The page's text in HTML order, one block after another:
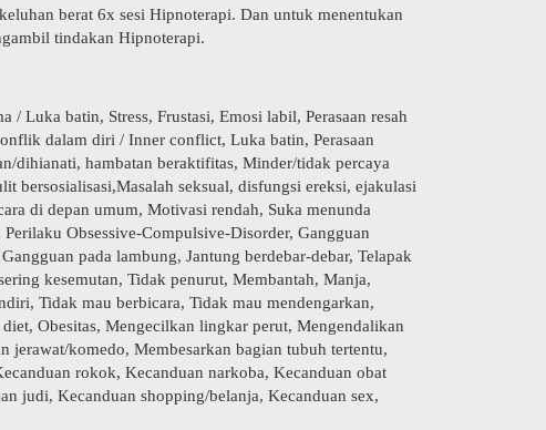
berat 6x sesi Hipnoterapi. Dan untuk menentukan
tindakan Hipnoterapi.
Luka batin, Stress, Frustasi, Emosi labil, Perasaan resah
dalam diri / Inner conflict, Luka batin, Perasaan
dihianati, hambatan beraktifitas, Minder/tidak percaya
bersosialisasi,Masalah seksual, disfungsi ereksi, ejakulasi
di depan umum, Motivasi rendah, Suka menunda
Obsessive-Compulsive-Disorder, Gangguan
pada lambung, Jantung berdebar-debar, Telapak
kesemutan, Tidak penurut, Membantah, Manja,
Tidak mau berbicara, Tidak mau mendengarkan,
Obesitas, Mengecilkan lingkar perut, Mengendalikan
komedo, Membesarkan bagian tubuh tertentu,
rokok, Kecanduan narkoba, Kecanduan obat
judi, Kecanduan shopping/belanja, Kecanduan sex,